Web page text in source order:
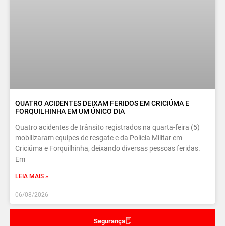
Segurança
QUATRO ACIDENTES DEIXAM FERIDOS EM CRICIÚMA E
FORQUILHINHA EM UM ÚNICO DIA
Quatro acidentes de trânsito registrados na quarta-feira (5)
mobilizaram equipes de resgate e da Polícia Militar em
Criciúma e Forquilhinha, deixando diversas pessoas feridas.
Em
LEIA MAIS »
06/08/2026